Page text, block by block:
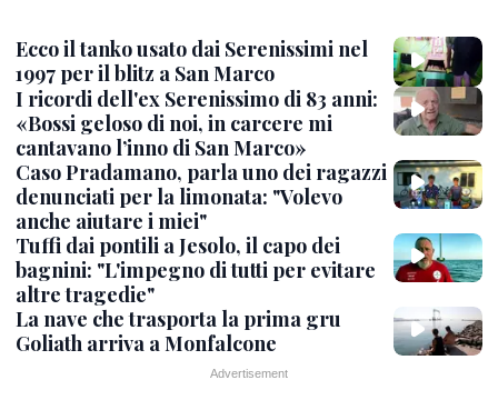
Ecco il tanko usato dai Serenissimi nel
1997 per il blitz a San Marco
I ricordi dell'ex Serenissimo di 83 anni:
«Bossi geloso di noi, in carcere mi
cantavano l’inno di San Marco»
Caso Pradamano, parla uno dei ragazzi
denunciati per la limonata: "Volevo
anche aiutare i miei"
Tuffi dai pontili a Jesolo, il capo dei
bagnini: "L'impegno di tutti per evitare
altre tragedie"
La nave che trasporta la prima gru
Goliath arriva a Monfalcone